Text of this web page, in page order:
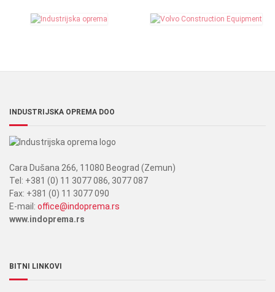
INDUSTRIJSKA OPREMA DOO
Cara Dušana 266, 11080 Beograd (Zemun)
Tel: +381 (0) 11 3077 086, 3077 087
Fax: +381 (0) 11 3077 090
E-mail: office@indoprema.rs
www.indoprema.rs
BITNI LINKOVI